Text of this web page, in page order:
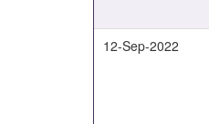
12-Sep-2022